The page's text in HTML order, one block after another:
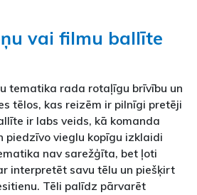
vai filmu ballīte
tematika rada rotaļīgu brīvību un
tēlos, kas reizēm ir pilnīgi pretēji
ir labs veids, kā komanda
piedzīvo vieglu kopīgu izklaidi
nav sarežģīta, bet ļoti
interpretēt savu tēlu un piešķirt
Tēli palīdz pārvarēt